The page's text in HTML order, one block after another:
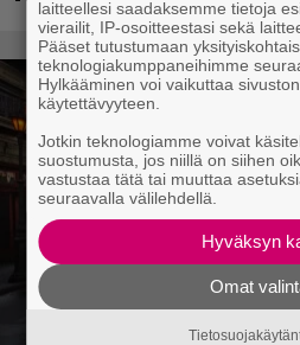
laitteellesi saadaksemme tietoja
vierailit, IP-osoitteestasi sekä
Pääset tutustumaan
teknologiakumppaneihimme
Hylkääminen voi vaikuttaa
käytettävyyteen.
Jotkin teknologiamme voivat
suostumusta, jos niillä on siihen
vastustaa tätä tai muuttaa
seuraavalla välilehdellä.
Hyväksyn
Omat